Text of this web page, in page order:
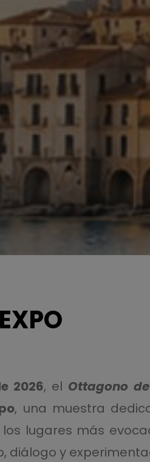
2026, el Ottagono
, una muestra
lugares más
diálogo y